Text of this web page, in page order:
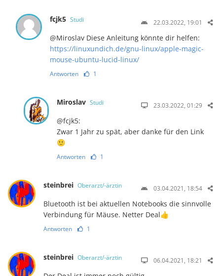
fcjk5 Studi 22.03.2022, 19:01
@Miroslav Diese Anleitung könnte dir helfen:
https://linuxundich.de/gnu-linux/apple-magic-
mouse-ubuntu-lucid-linux/
Antworten 1
Miroslav Studi 23.03.2022, 01:29
@fcjk5:
Zwar 1 Jahr zu spät, aber danke für den Link
🙂
Antworten 1
steinbrei Oberarzt/-ärztin 03.04.2021, 18:54
Bluetooth ist bei aktuellen Notebooks die sinnvolle
Verbindung für Mäuse. Netter Deal👍
Antworten 1
steinbrei Oberarzt/-ärztin 06.04.2021, 18:21